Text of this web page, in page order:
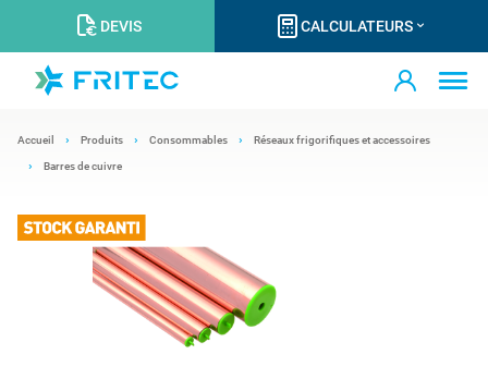
DEVIS CALCULATEURS
Accueil Produits Consommables Réseaux frigorifiques et accessoires
Barres de cuivre